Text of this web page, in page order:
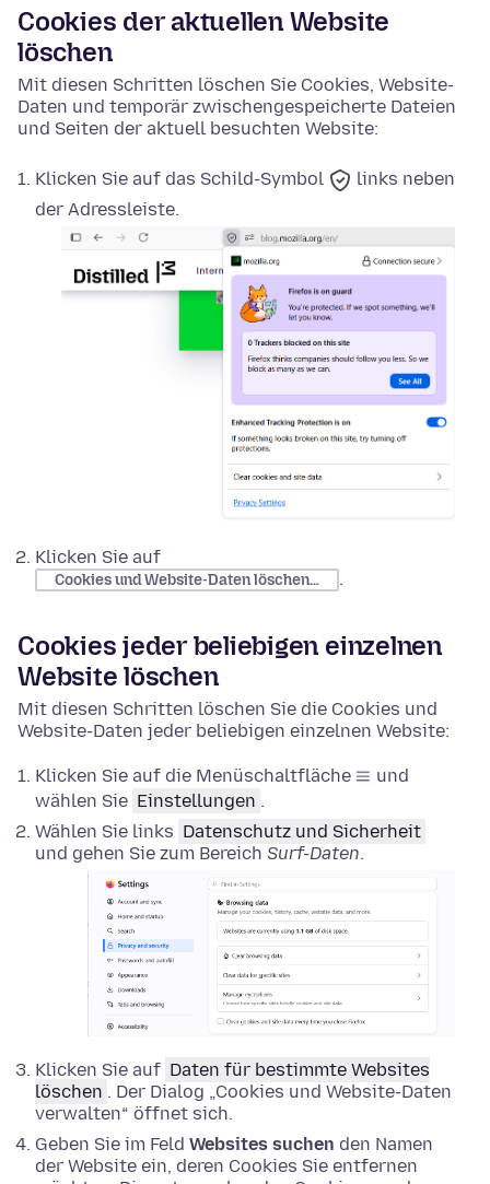
Cookies der aktuellen Website
löschen
Mit diesen Schritten löschen Sie Cookies, Website-
Daten und temporär zwischengespeicherte Dateien
und Seiten der aktuell besuchten Website:
Klicken Sie auf das Schild-Symbol
links neben
der Adressleiste.
Klicken Sie auf
Cookies und Website-Daten löschen… .
Cookies jeder beliebigen einzelnen
Website löschen
Mit diesen Schritten löschen Sie die Cookies und
Website-Daten jeder beliebigen einzelnen Website:
Klicken Sie auf die Menüschaltfläche
und
wählen Sie Einstellungen .
Wählen Sie links Datenschutz und Sicherheit
und gehen Sie zum Bereich Surf-Daten.
Klicken Sie auf Daten für bestimmte Websites
löschen . Der Dialog „Cookies und Website-Daten
verwalten“ öffnet sich.
Geben Sie im Feld Websites suchen den Namen
der Website ein, deren Cookies Sie entfernen